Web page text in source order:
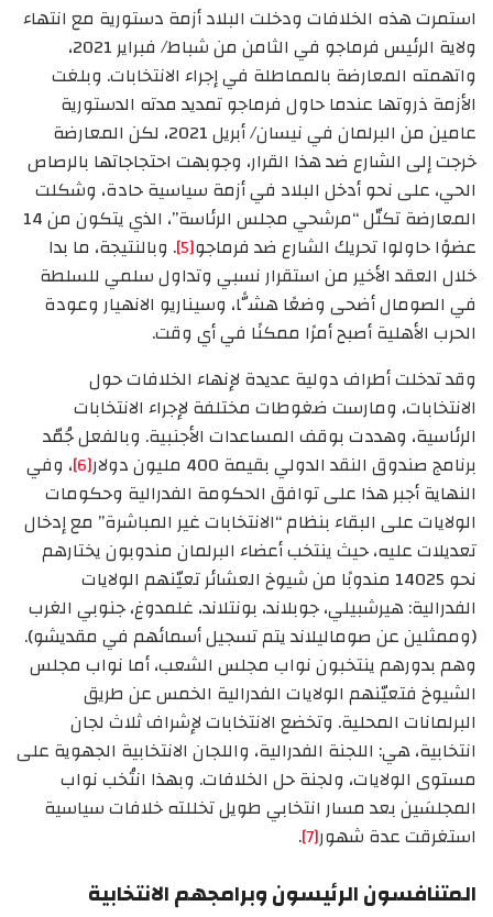
استمرت هذه الخلافات ودخلت البلاد أزمة دستورية مع انتهاء
ولاية الرئيس فرماجو في الثامن من شباط/ فبراير 2021،
واتهمته المعارضة بالمماطلة في إجراء الانتخابات. وبلغت
الأزمة ذروتها عندما حاول فرماجو تمديد مدته الدستورية
عامين من البرلمان في نيسان/ أبريل 2021، لكن المعارضة
خرجت إلى الشارع ضد هذا القرار، وجوبهت احتجاجاتها بالرصاص
الحي، على نحو أدخل البلاد في أزمة سياسية حادة، وشكلت
المعارضة تكتّل “مرشحي مجلس الرئاسة”، الذي يتكون من 14
عضوًا حاولوا تحريك الشارع ضد فرماجو[5] . وبالنتيجة، ما بدا
خلال العقد الأخير من استقرار نسبي وتداول سلمي للسلطة
في الصومال أضحى وضعًا هشًّا، وسيناريو الانهيار وعودة
الحرب الأهلية أصبح أمرًا ممكنًا في أي وقت.
وقد تدخلت أطراف دولية عديدة لإنهاء الخلافات حول
الانتخابات، ومارست ضغوطات مختلفة لإجراء الانتخابات
الرئاسية، وهددت بوقف المساعدات الأجنبية. وبالفعل جُمّد
برنامج صندوق النقد الدولي بقيمة 400 مليون دولار
[6] ، وفي
النهاية أجبر هذا على توافق الحكومة الفدرالية وحكومات
الولايات على البقاء بنظام “الانتخابات غير المباشرة” مع إدخال
تعديلات عليه، حيث ينتخب أعضاء البرلمان مندوبون يختارهم
نحو 14025 مندوبًا من شيوخ العشائر تعيّنهم الولايات
الفدرالية: هيرشبيلي، جوبلاند، بونتلاند، غلمدوغ، جنوبي الغرب
(وممثلين عن صوماليلاند يتم تسجيل أسمائهم في مقديشو).
وهم بدورهم ينتخبون نواب مجلس الشعب، أما نواب مجلس
الشيوخ فتعيّنهم الولايات الفدرالية الخمس عن طريق
البرلمانات المحلية. وتخضع الانتخابات لإشراف ثلاث لجان
انتخابية، هي: اللجنة الفدرالية، واللجان الانتخابية الجهوية على
مستوى الولايات، ولجنة حل الخلافات. وبهذا انتُخب نواب
المجلسَين بعد مسار انتخابي طويل تخللته خلافات سياسية
استغرقت عدة شهور[7]
.
المتنافسون الرئيسون وبرامجهم الانتخابية